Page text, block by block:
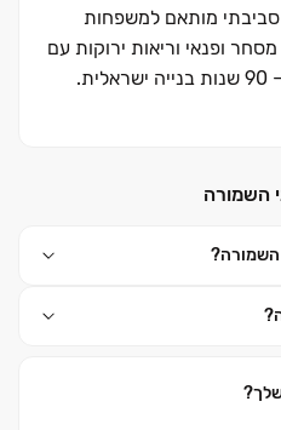
סביבתי מותאם למשפחות
ופנאי וריאות ירוקות עם
איתנות פיננסית וניסיון של כ‏– ‏90 שנות בנייה ישראלית.
לכם מענה בכל עולמות
לחיים
השמורה
השמורה?